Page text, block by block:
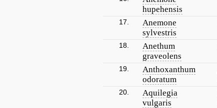
hupehensis
17.
Anemone
sylvestris
18.
Anethum
graveolens
19.
Anthoxanthum
odoratum
20.
Aquilegia
vulgaris